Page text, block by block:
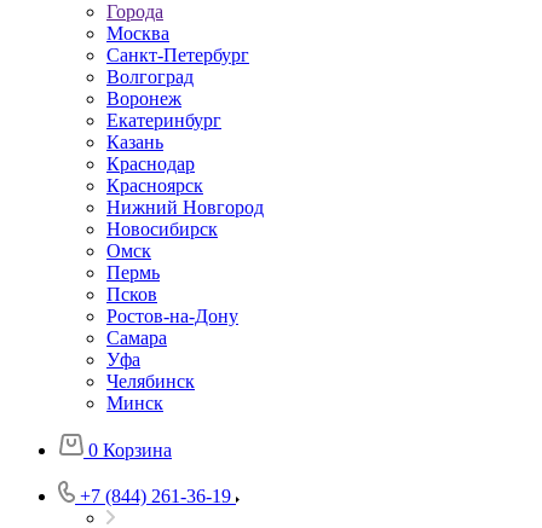
Города
Москва
Санкт-Петербург
Волгоград
Воронеж
Екатеринбург
Казань
Краснодар
Красноярск
Нижний Новгород
Новосибирск
Омск
Пермь
Псков
Ростов-на-Дону
Самара
Уфа
Челябинск
Минск
0 Корзина
+7 (844) 261-36-19